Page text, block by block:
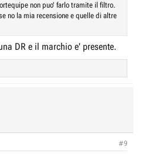
non puo' farlo tramite il filtro.
no la mia recensione e quelle di altre
DR e il marchio e' presente.
#9